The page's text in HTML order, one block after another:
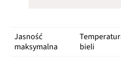
Jasność
maksymalna
bieli